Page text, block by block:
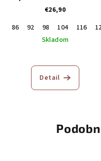
€26,90
86
92 98 104 116
Skladom
Detail